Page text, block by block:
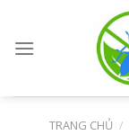
content
TRANG CHỦ /